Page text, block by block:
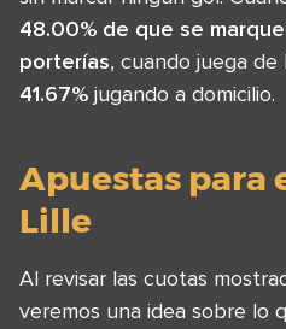
48.00% de que se
porterías, cuando juega
41.67% jugando a domicilio.
Apuestas para
Lille
Al revisar las cuotas
veremos una idea sobre lo